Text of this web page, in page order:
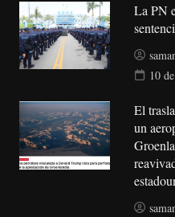
La PN
10
El
un